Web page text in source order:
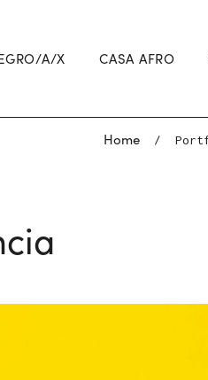
A/X CASA AFRO
Home /